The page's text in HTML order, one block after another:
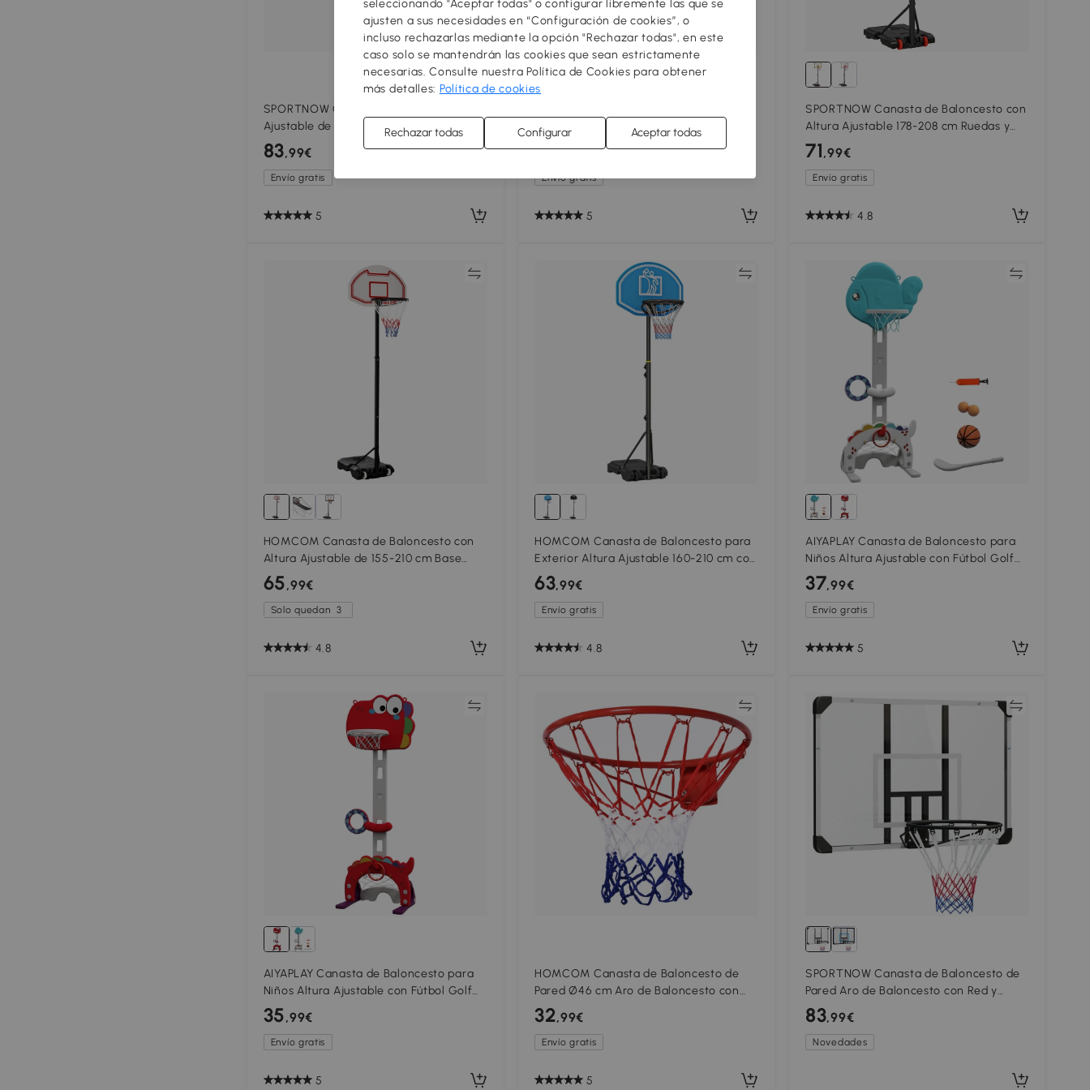
SPORTNOW Canasta de Baloncesto
Ajustable de 146-236 cm con Ruedas y
Base Rellenable con Agua o Arena
Tablero Irrompible Negro
83,99€
Envío gratis
5
Altura Ajustable 178-208 cm Ruedas y
Base Rellenable para Adolescentes y
82,99€
Envío gratis
5
SPORTNOW Canasta de Baloncesto con
Altura Ajustable 178-208 cm Ruedas y
Base Rellenable para +6 Años
75x56x210-240 cm Amarillo y Negro
71,99€
Envío gratis
4.8
HOMCOM Canasta de Baloncesto con
Altura Ajustable de 155-210 cm Base
Rellenable y Ruedas para Exterior e
Interior Multicolor
65,99€
Solo quedan 3
4.8
HOMCOM Canasta de Baloncesto para
Exterior Altura Ajustable 160-210 cm con
Ruedas y Base Rellenable 76x48x254 cm
Negro
63,99€
Envío gratis
4.8
AIYAPLAY Canasta de Baloncesto para
Niños Altura Ajustable con Fútbol ​​Golf
Anillas Juego de Lanzamiento de Pelota
Multicolor
37,99€
Envío gratis
5
Comparar
AIYAPLAY Canasta de Baloncesto para
Niños Altura Ajustable con Fútbol ​​Golf
Lazo Juego de Lanzamiento de Pelota
Rojo
35,99€
Envío gratis
5
Comparar
HOMCOM Canasta de Baloncesto de
Pared Ø46 cm Aro de Baloncesto con
Red de Baloncesto Marco Metálico y 12
Ganchos Rojo
32,99€
Envío gratis
5
Comparar
SPORTNOW Canasta de Baloncesto de
Pared Aro de Baloncesto con Red y
Marco de Acero para Exterior 113x61x73
cm Blanco y Negro
83,99€
Novedades
seleccionando "Aceptar todas" o configurar libremente las que se
ajusten a sus necesidades en “Configuración de cookies”, o
incluso rechazarlas mediante la opción "Rechazar todas", en este
caso solo se mantendrán las cookies que sean estrictamente
necesarias. Consulte nuestra Política de Cookies para obtener
más detalles: Política de cookies
Rechazar todas Configurar Aceptar todas